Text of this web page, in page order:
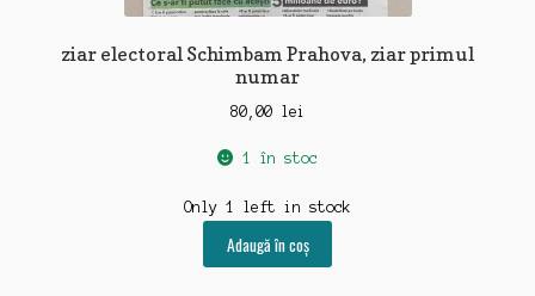
ziar electoral Schimbam Prahova, ziar primul
numar
80,00 lei
1 în stoc
Only 1 left in stock
Adaugă în coș